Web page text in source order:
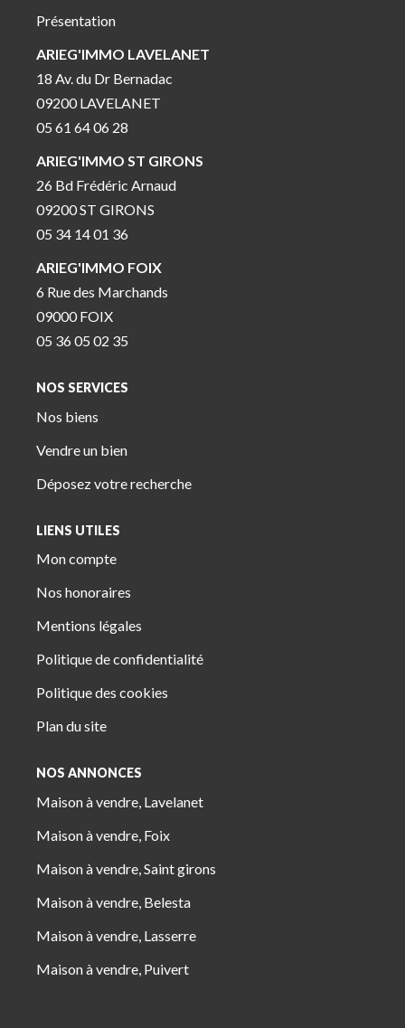
Présentation
ARIEG'IMMO LAVELANET
18 Av. du Dr Bernadac
09200 LAVELANET
05 61 64 06 28
ARIEG'IMMO ST GIRONS
26 Bd Frédéric Arnaud
09200 ST GIRONS
05 34 14 01 36
ARIEG'IMMO FOIX
6 Rue des Marchands
09000 FOIX
05 36 05 02 35
NOS SERVICES
Nos biens
Vendre un bien
Déposez votre recherche
LIENS UTILES
Mon compte
Nos honoraires
Mentions légales
Politique de confidentialité
Politique des cookies
Plan du site
NOS ANNONCES
Maison à vendre, Lavelanet
Maison à vendre, Foix
Maison à vendre, Saint girons
Maison à vendre, Belesta
Maison à vendre, Lasserre
Maison à vendre, Puivert